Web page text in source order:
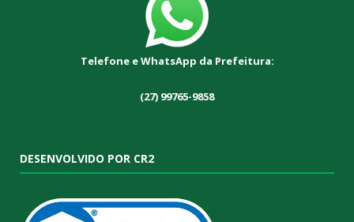
Telefone e WhatsApp da Prefeitura:
(27) 99765-9858
DESENVOLVIDO POR CR2